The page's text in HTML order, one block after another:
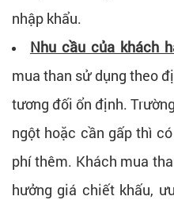
nhập khẩu.
Nhu cầu của khách
mua than sử dụng theo
tương đối ổn định.
ngột hoặc cần gấp thì
phí thêm. Khách mua
hưởng giá chiết khấu,